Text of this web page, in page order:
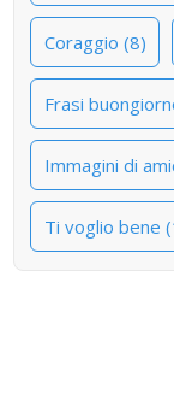
Coraggio (8)
Frasi
Immagini di
Ti voglio bene